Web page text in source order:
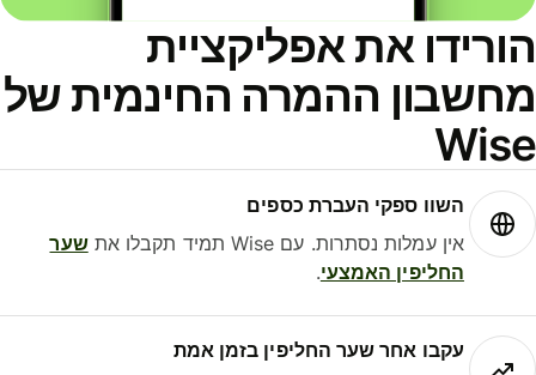
את אפליקציית
ההמרה החינמית של
השוו ספקי העברת כספים
אין עמלות נסתרות. עם Wise תמיד תקבלו את
שער
החליפין האמצעי.
עקבו אחר שער החליפין בזמן אמת